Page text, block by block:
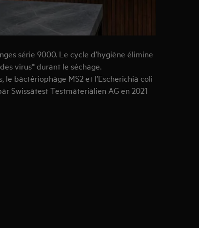
série 9000. Le cycle d’hygiène élimine
virus* durant le séchage.
le bactériophage MS2 et l’Escherichia coli
Swissatest Testmaterialien AG en 2021